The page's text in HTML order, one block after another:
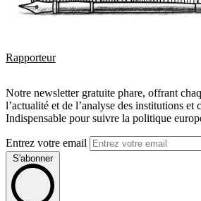
Rapporteur
Notre newsletter gratuite phare, offrant
l’actualité et de l’analyse des institutions et
Indispensable pour suivre la politique
Entrez votre email
S'abonner